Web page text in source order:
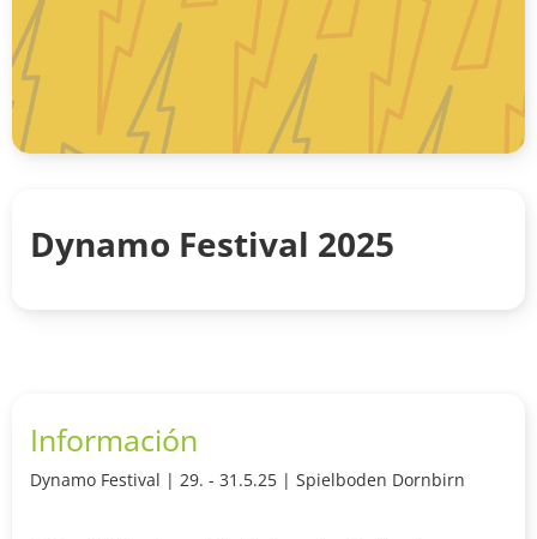
Dynamo Festival 2025
Información
Dynamo Festival | 29. - 31.5.25 | Spielboden Dornbirn